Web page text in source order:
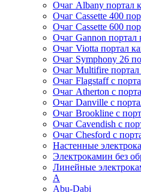
Очаг Albany портал
Очаг Cassette 400
Очаг Cassette 600
Очаг Gannon портал
Очаг Viotta портал
Очаг Symphony 26
Очаг Multifire портал
Очаг Flagstaff с
Очаг Atherton с
Очаг Danville с
Очаг Brookline с
Очаг Cavendish с
Очаг Chesford с
Настенные
Электрокамин без
Линейные
A
Abu-Dabi